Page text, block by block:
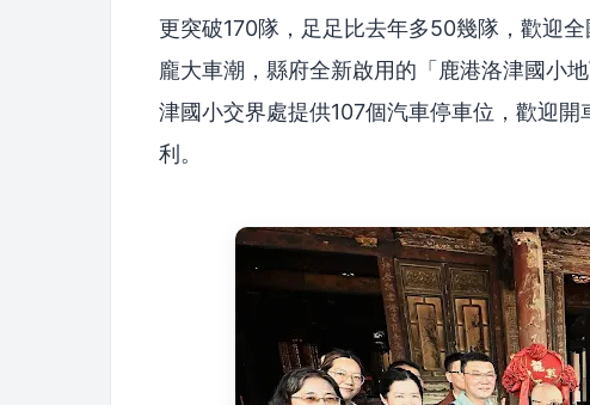
更突破170隊，足足比去年多50幾隊，歡迎
龐大車潮，縣府全新啟用的「鹿港洛津國小
津國小交界處提供107個汽車停車位，歡迎
利。